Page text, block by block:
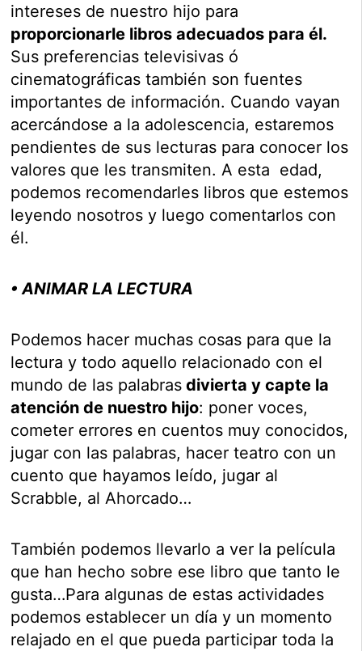
intereses de nuestro hijo para
proporcionarle libros adecuados para él.
Sus preferencias televisivas ó
cinematográficas también son fuentes
importantes de información. Cuando vayan
acercándose a la adolescencia, estaremos
pendientes de sus lecturas para conocer los
valores que les transmiten. A esta edad,
podemos recomendarles libros que estemos
leyendo nosotros y luego comentarlos con
él.
• ANIMAR LA LECTURA
Podemos hacer muchas cosas para que la
lectura y todo aquello relacionado con el
mundo de las palabras divierta y capte la
atención de nuestro hijo: poner voces,
cometer errores en cuentos muy conocidos,
jugar con las palabras, hacer teatro con un
cuento que hayamos leído, jugar al
Scrabble, al Ahorcado…
También podemos llevarlo a ver la película
que han hecho sobre ese libro que tanto le
gusta…Para algunas de estas actividades
podemos establecer un día y un momento
relajado en el que pueda participar toda la